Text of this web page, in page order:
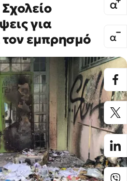
για
τον εμπρησμό